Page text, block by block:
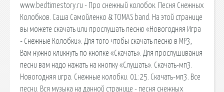
www.bedtimestory.ru - Про снежный колобок. Песня Снежных
Колобков. Саша Самойленко & TOMAS band. На этой странице
вы можете скачать или прослушать песню «Новогодняя Игра
- Снежные Колобки». Для того чтобы скачать песню в MP3,
Вам нужно кликнуть по кнопке «Скачать». Для прослушивания
песни вам надо нажать на кнопку «Слушать». Скачать-мп3.
Новогодняя игра. Снежные колобки. 01:25. Скачать-мп3. Все
песни. Вся музыка на данной странице - песня снежных